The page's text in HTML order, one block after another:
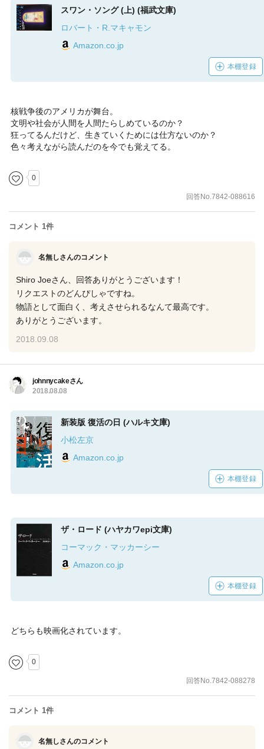
スワン・ソング (上) (福武文庫)
ロバート・R.マキャモン
Amazon.co.jp
本棚登録
核戦争後のアメリカが舞台。
文明や社会が人間を人間たらしめているのか？
狂ってるんだけど、生きていくためには仕方ないのか？
色々考えながら読んだのを今でも覚えてる。
0
回答No.7842-088616
コメント 1件
名無しさんのコメント
Shiro Joeさん、回答ありがとうございます！
リクエストのどんぴしゃですね。
物語として面白く、考えさせられるなんて最高です。
ありがとうございます。
2018.09.08
johnnycakeさん
2018.08.08
新装版 復活の日 (ハルキ文庫)
小松左京
Amazon.co.jp
本棚登録
ザ・ロード (ハヤカワepi文庫)
コーマック・マッカーシー
Amazon.co.jp
本棚登録
どちらも映画化されています。
0
回答No.7842-088278
コメント 1件
名無しさんのコメント